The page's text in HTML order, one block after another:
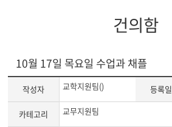
건의함
10월 17일 목요일 수업과 채플
작성자 교학지원팀() 등록일
카테고리 교무지원팀